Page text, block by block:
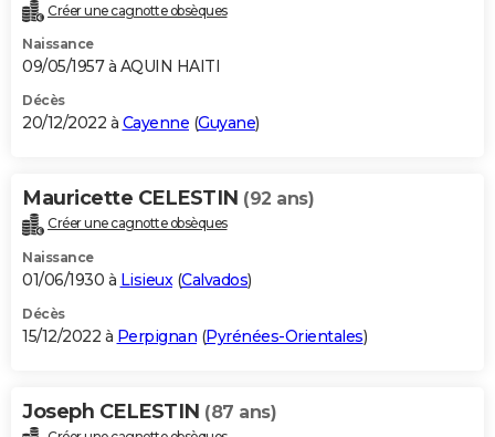
Créer une cagnotte obsèques
Naissance
09/05/1957 à AQUIN HAITI
Décès
20/12/2022 à Cayenne (Guyane)
Mauricette CELESTIN (92 ans)
Créer une cagnotte obsèques
Naissance
01/06/1930 à Lisieux(Calvados)
Décès
15/12/2022 à Perpignan (Pyrénées-Orientales)
Joseph CELESTIN (87 ans)